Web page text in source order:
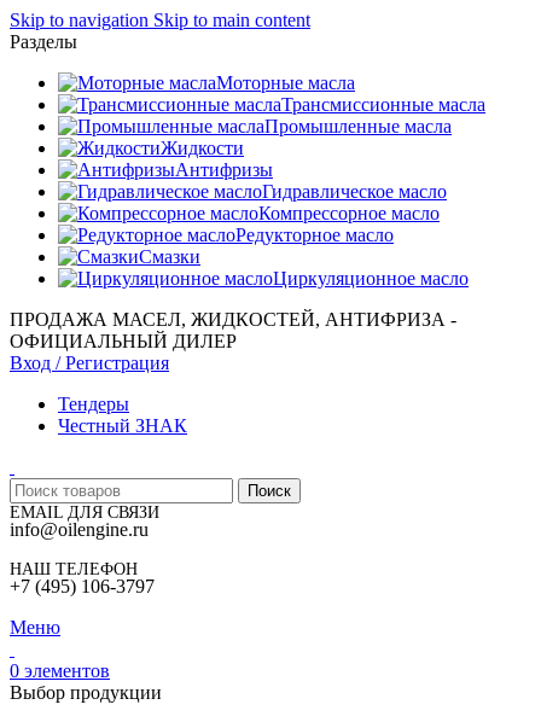
Skip to navigation Skip to main content
Разделы
Моторные масла
Трансмиссионные масла
Промышленные масла
Жидкости
Антифризы
Гидравлическое масло
Компрессорное масло
Редукторное масло
Смазки
Циркуляционное масло
ПРОДАЖА МАСЕЛ, ЖИДКОСТЕЙ, АНТИФРИЗА -
ОФИЦИАЛЬНЫЙ ДИЛЕР
Вход / Регистрация
Тендеры
Честный ЗНАК
Поиск
EMAIL ДЛЯ СВЯЗИ
info@oilengine.ru
НАШ ТЕЛЕФОН
+7 (495) 106-3797
Меню
0 элементов
Выбор продукции